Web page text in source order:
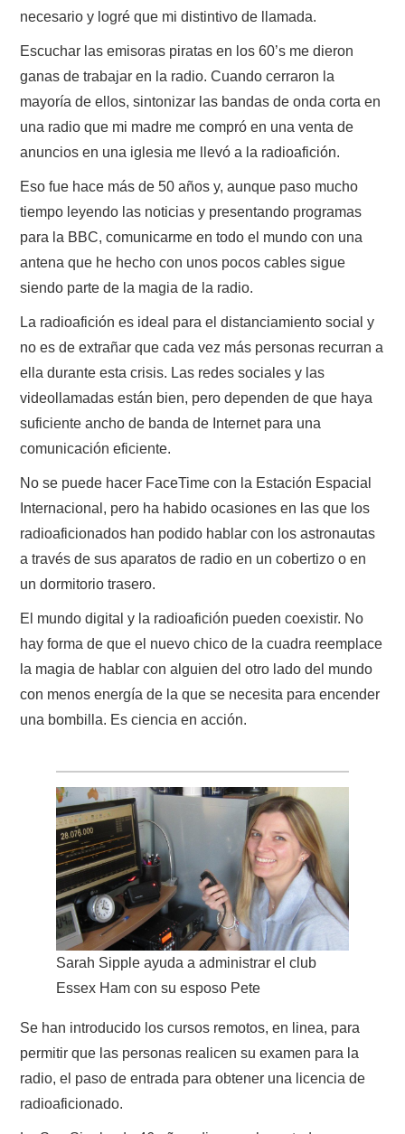
necesario y logré que mi distintivo de llamada.
Escuchar las emisoras piratas en los 60’s me dieron
ganas de trabajar en la radio. Cuando cerraron la
mayoría de ellos, sintonizar las bandas de onda corta en
una radio que mi madre me compró en una venta de
anuncios en una iglesia me llevó a la radioafición.
Eso fue hace más de 50 años y, aunque paso mucho
tiempo leyendo las noticias y presentando programas
para la BBC, comunicarme en todo el mundo con una
antena que he hecho con unos pocos cables sigue
siendo parte de la magia de la radio.
La radioafición es ideal para el distanciamiento social y
no es de extrañar que cada vez más personas recurran a
ella durante esta crisis. Las redes sociales y las
videollamadas están bien, pero dependen de que haya
suficiente ancho de banda de Internet para una
comunicación eficiente.
No se puede hacer FaceTime con la Estación Espacial
Internacional, pero ha habido ocasiones en las que los
radioaficionados han podido hablar con los astronautas
a través de sus aparatos de radio en un cobertizo o en
un dormitorio trasero.
El mundo digital y la radioafición pueden coexistir. No
hay forma de que el nuevo chico de la cuadra reemplace
la magia de hablar con alguien del otro lado del mundo
con menos energía de la que se necesita para encender
una bombilla. Es ciencia en acción.
Sarah Sipple ayuda a administrar el club
Essex Ham con su esposo Pete
Se han introducido los cursos remotos, en linea, para
permitir que las personas realicen su examen para la
radio, el paso de entrada para obtener una licencia de
radioaficionado.